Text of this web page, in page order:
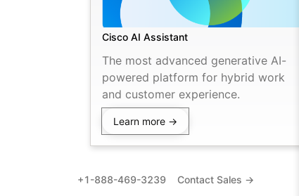
Cisco AI Assistant
The most advanced generative AI-
powered platform for hybrid work
and customer experience.
Learn more →
+1-888-469-3239 Contact Sales →